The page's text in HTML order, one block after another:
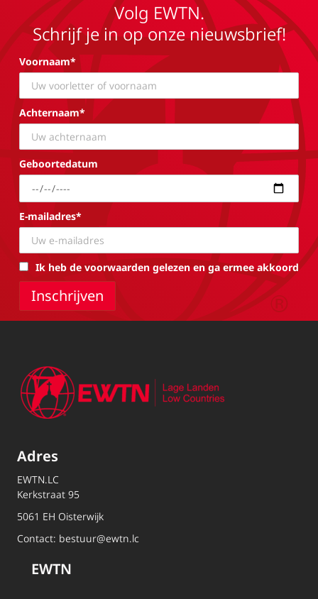
Volg EWTN.
Schrijf je in op onze nieuwsbrief!
Voornaam*
Achternaam*
Geboortedatum
E-mailadres*
Ik heb de voorwaarden gelezen en ga ermee akkoord
Adres
EWTN.LC
Kerkstraat 95
5061 EH Oisterwijk
Contact: bestuur@ewtn.lc
EWTN